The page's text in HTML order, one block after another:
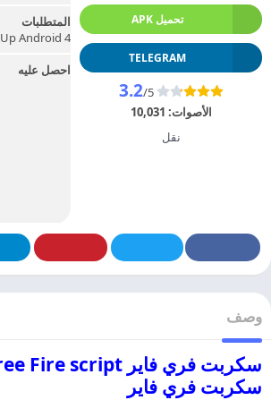
تحميل APK
TELEGRAM
3.2/5
الأصوات: 10,031
نقل
المتطلبات
Up Android 4
احصل عليه
وصف
سكربت فري فاير